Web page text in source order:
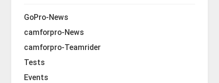
GoPro-News
camforpro-News
camforpro-Teamrider
Tests
Events